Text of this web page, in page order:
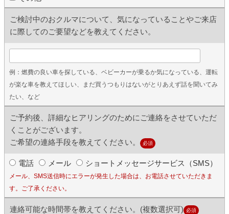
ご検討中のおクルマについて、気になっていることやご来店
に際してのご要望などを教えてください。
例：燃費の良い車を探している、ベビーカーが乗るか気になっている、運転
が楽な車を教えてほしい、まだ買うつもりはないがとりあえず話を聞いてみ
たい、など
ご予約後、詳細なヒアリングのためにご連絡をさせていただ
くことがございます。
ご希望の連絡手段を教えてください。
必須
電話 メール ショートメッセージサービス（SMS）
メール、SMS送信時にエラーが発生した場合は、お電話させていただきま
す。ご了承ください。
連絡可能な時間帯を教えてください。(複数選択可) 必須